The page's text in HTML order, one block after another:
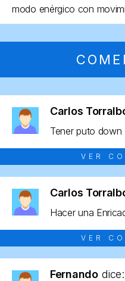
modo enérgico con
Carlos
Tener puto down
VER
Carlos
Hacer una
VER
Fernando dice: